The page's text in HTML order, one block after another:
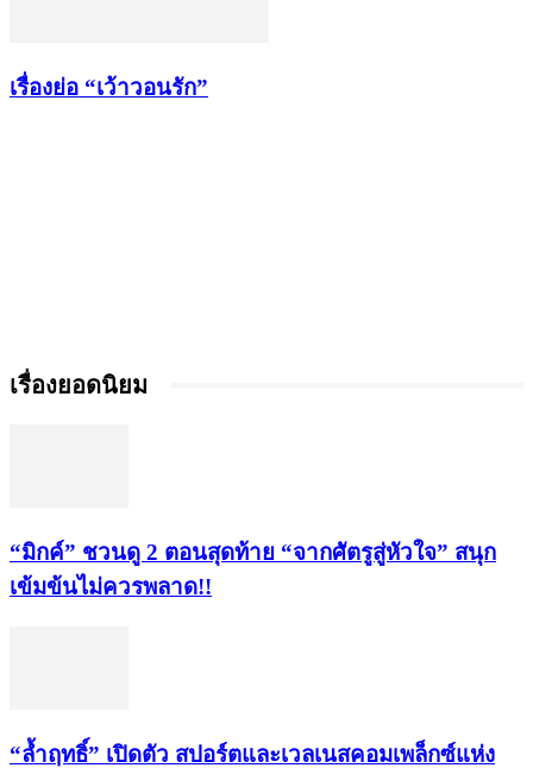
เรื่องย่อ “เว้าวอนรัก”
เรื่องยอดนิยม
“มิกค์” ชวนดู 2 ตอนสุดท้าย “จากศัตรูสู่หัวใจ” สนุก
เข้มข้นไม่ควรพลาด!!
“ล้ำฤทธิ์” เปิดตัว สปอร์ตและเวลเนสคอมเพล็กซ์แห่ง